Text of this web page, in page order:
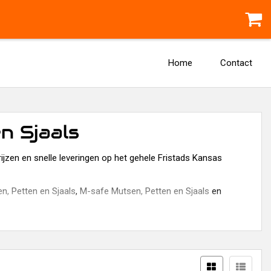
Home Contact
Sjaals
en snelle leveringen op het gehele Fristads Kansas
Petten en Sjaals, M-safe Mutsen, Petten en Sjaals en
van alle A-merken.